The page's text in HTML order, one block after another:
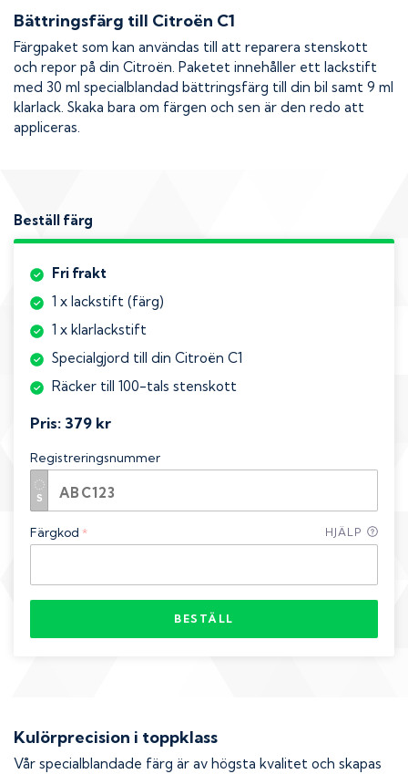
Bättringsfärg till Citroën C1
Färgpaket som kan användas till att reparera stenskott
och repor på din Citroën. Paketet innehåller ett lackstift
med 30 ml specialblandad bättringsfärg till din bil samt 9 ml
klarlack. Skaka bara om färgen och sen är den redo att
appliceras.
Beställ färg
Fri frakt
1 x lackstift (färg)
1 x klarlackstift
Specialgjord till din Citroën C1
Räcker till 100-tals stenskott
Pris: 379 kr
Registreringsnummer
Färgkod * HJÄLP
BESTÄLL
Kulörprecision i toppklass
Vår specialblandade färg är av högsta kvalitet och skapas